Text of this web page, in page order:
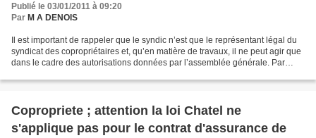
Publié le 03/01/2011 à 09:20
Par M A DENOIS
Il est important de rappeler que le syndic n’est que le représentant légal du
syndicat des copropriétaires et, qu’en matière de travaux, il ne peut agir que
dans le cadre des autorisations données par l’assemblée générale. Par
Copropriete ; attention la loi Chatel ne
s'applique pas pour le contrat d'assurance de